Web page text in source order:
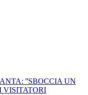
''SBOCCIA UN
VISITATORI